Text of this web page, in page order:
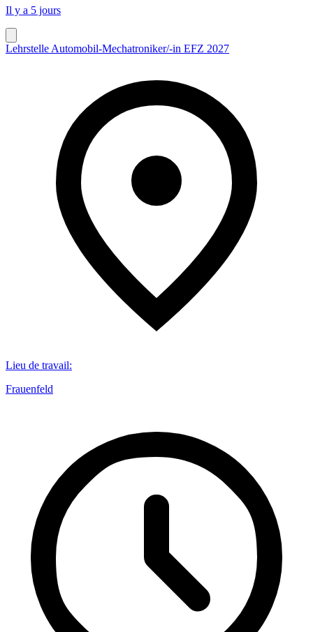
Il y a 5 jours
Lehrstelle Automobil-Mechatroniker/-in EFZ 2027
Lieu de travail:
Frauenfeld